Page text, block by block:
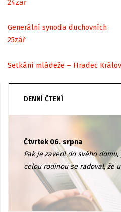
24zář
Generální synoda duchovních
25zář
Setkání mládeže – Hradec
DENNÍ ČTENÍ
Čtvrtek 06. srpna
Pak je zavedl do svého
celou rodinou se radoval, že